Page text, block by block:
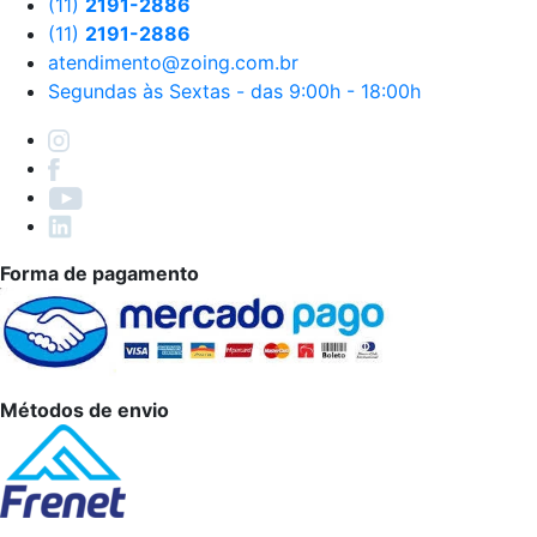
(11) 2191-2886
atendimento@zoing.com.br
Segundas às Sextas - das 9:00h - 18:00h
Forma de pagamento
Métodos de envio